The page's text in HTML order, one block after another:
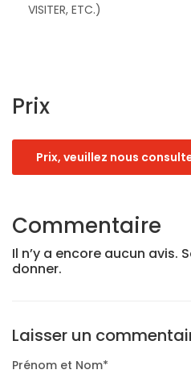
VISITER, ETC.)
Prix
Prix, veuillez nous
Commentaire
Il n’y a encore aucun avis.
donner.
Laisser un
Prénom et Nom*